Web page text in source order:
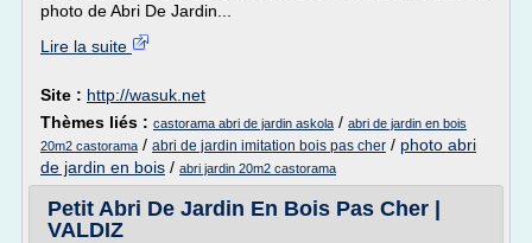
photo de Abri De Jardin...
Lire la suite
Site : http://wasuk.net
Thèmes liés : castorama abri de jardin askola / abri de jardin en bois
20m2 castorama / abri de jardin imitation bois pas cher / photo abri
de jardin en bois / abri jardin 20m2 castorama
Petit Abri De Jardin En Bois Pas Cher |
VALDIZ